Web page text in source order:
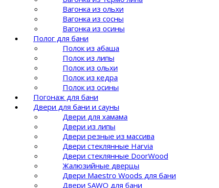
Вагонка из ольхи
Вагонка из сосны
Вагонка из осины
Полог для бани
Полок из абаша
Полок из липы
Полок из ольхи
Полок из кедра
Полок из осины
Погонаж для бани
Двери для бани и сауны
Двери для хамама
Двери из липы
Двери резные из массива
Двери стеклянные Harvia
Двери стеклянные DoorWood
Жалюзийные дверцы
Двери Maestro Woods для бани
Двери SAWO для бани